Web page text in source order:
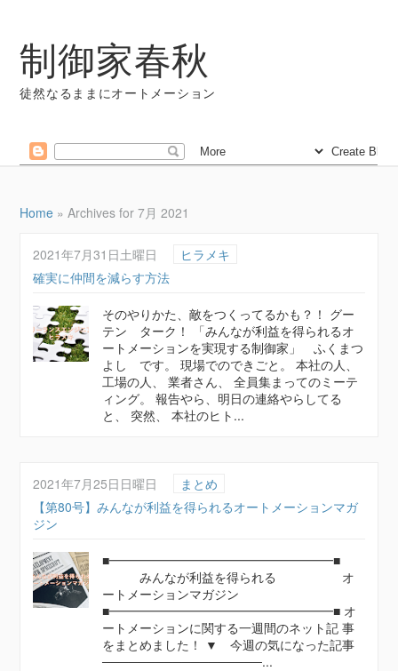
制御家春秋
徒然なるままにオートメーション
Home »Archives for 7月 2021
2021年7月31日土曜日
ヒラメキ
確実に仲間を減らす方法
そのやりかた、敵をつくってるかも？！ グー
テン ターク！ 「みんなが利益を得られるオ
ートメーションを実現する制御家」 ふくまつ
よし です。 現場でのできごと。 本社の人、
工場の人、 業者さん、 全員集まってのミーテ
ィング。 報告やら、明日の連絡やらしてる
と、 突然、 本社のヒト...
2021年7月25日日曜日
まとめ
【第80号】みんなが利益を得られるオートメーションマガ
ジン
■━━━━━━━━━━━━━━━━━━■
みんなが利益を得られる オ
ートメーションマガジン
■━━━━━━━━━━━━━━━━━━■ オ
ートメーションに関する一週間のネット記 事
をまとめました！ ▼ 今週の気になった記事
──────────────────...